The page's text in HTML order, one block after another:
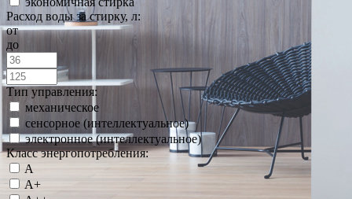
Расход воды за стирку, л:
от
до
Тип управления:
механическое
сенсорное (интеллектуальное)
электронное (интеллектуальное)
Класс энергопотребления:
A
A+